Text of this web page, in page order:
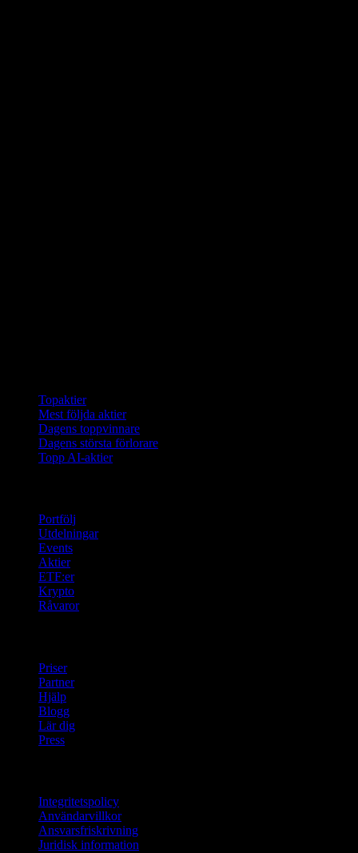
Topaktier
Mest följda aktier
Dagens toppvinnare
Dagens största förlorare
Topp AI-aktier
Portfölj
Utdelningar
Events
Aktier
ETF:er
Krypto
Råvaror
Priser
Partner
Hjälp
Blogg
Lär dig
Press
Integritetspolicy
Användarvillkor
Ansvarsfriskrivning
Juridisk information